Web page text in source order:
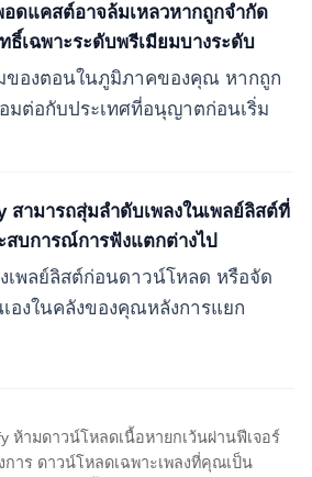
ดแคสต์อาจล้มเหลวหากถูกจำกัด
ธิ์เฉพาะระดับพรีเมียมบางระดับ
ของตอนในภูมิภาคของคุณ หากถูก
มต่อกับประเทศที่อนุญาตก่อนเริ่ม
ามารถสุ่มลำดับเพลงในเพลย์ลิสต์ที่
สบการณ์การฟังแตกต่างไป
พลย์ลิสต์ก่อนดาวน์โหลด หรือจัด
เองในคลังของคุณหลังการแยก
ห้ามดาวน์โหลดเนื้อหายกเว้นผ่านฟีเจอร์
การ ดาวน์โหลดเฉพาะเพลงที่คุณเป็น